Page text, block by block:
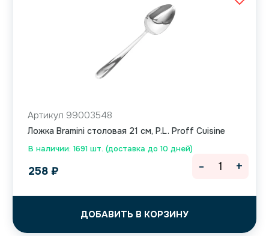
В наличии: 1691 шт. (доставка до 10 дней)
Артикул 99003548
Ложка Bramini столовая 21 см, P.L. Proff Cuisine
258 ₽
ДОБАВИТЬ В КОРЗИНУ
- +